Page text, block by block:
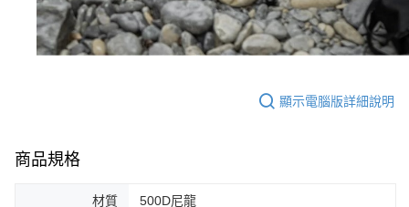
顯示電腦版詳細說明
商品規格
材質 500D尼龍